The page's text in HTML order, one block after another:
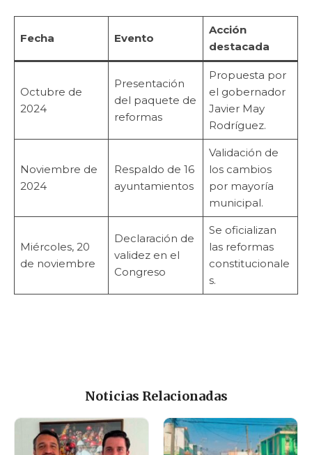
Fecha Evento
Acción
destacada
Octubre de
2024
Presentación
del paquete de
reformas
Propuesta por
el gobernador
Javier May
Rodríguez.
Noviembre de
2024
Respaldo de 16
ayuntamientos
Validación de
los cambios
por mayoría
municipal.
Miércoles, 20
de noviembre
Declaración de
validez en el
Congreso
Se oficializan
las reformas
constitucionale
s.
Noticias Relacionadas